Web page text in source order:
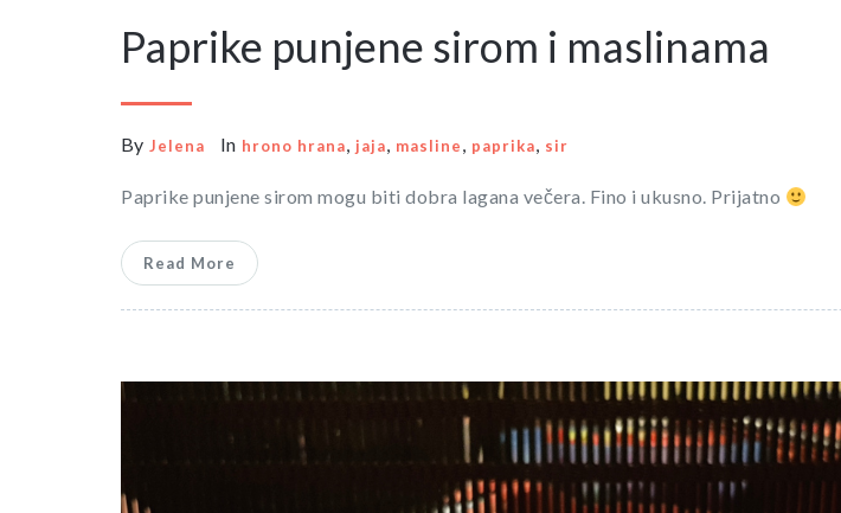
Paprike punjene sirom i maslinama
By Jelena In hrono hrana, jaja, masline, paprika, sir
Paprike punjene sirom mogu biti dobra lagana večera. Fino i ukusno. Prijatno
Read More